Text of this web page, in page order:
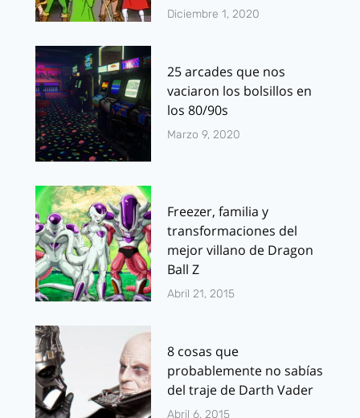
Diciembre 1, 2020
25 arcades que nos
vaciaron los bolsillos en
los 80/90s
Marzo 9, 2020
Freezer, familia y
transformaciones del
mejor villano de Dragon
Ball Z
Abril 21, 2015
8 cosas que
probablemente no sabías
del traje de Darth Vader
Abril 6, 2015